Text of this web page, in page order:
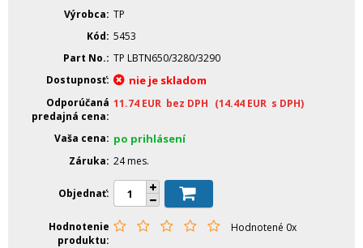
Výrobca TP
Kód 5453
Part No. TP LBTN650/3280/3290
Dostupnosť
nie je skladom
Odporúčaná
predajná cena
11.74 EUR bez DPH (14.44 EUR s DPH)
Vaša cena po prihlásení
Záruka 24 mes.
Objednať
Hodnotenie
produktu
Hodnotené 0x